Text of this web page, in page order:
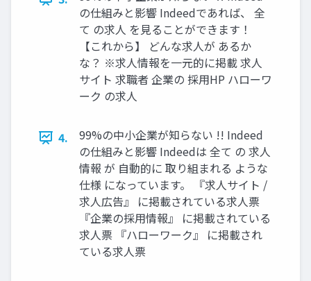
の仕組みと影響 Indeedであれば、 全
て の求人 を見ることができます！
【これから】 どんな求人が あるか
な？ ※求人情報を一元的に掲載 求人
サイト 求職者 企業の 採用HP ハローワ
ーク の求人
4.
99%の中小企業が知らない !! Indeed
の仕組みと影響 Indeedは 全て の 求人
情報 が 自動的に 取り組まれる ような
仕様 になっています。 『求人サイト /
求人広告』 に掲載されている求人票
『企業の採用情報』 に掲載されている
求人票 『ハローワーク』 に掲載され
ている求人票